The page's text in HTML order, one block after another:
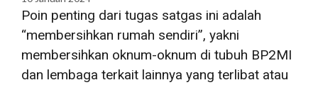
Poin penting dari tugas satgas ini adalah
“membersihkan rumah sendiri”, yakni
membersihkan oknum-oknum di tubuh BP2MI
dan lembaga terkait lainnya yang terlibat atau